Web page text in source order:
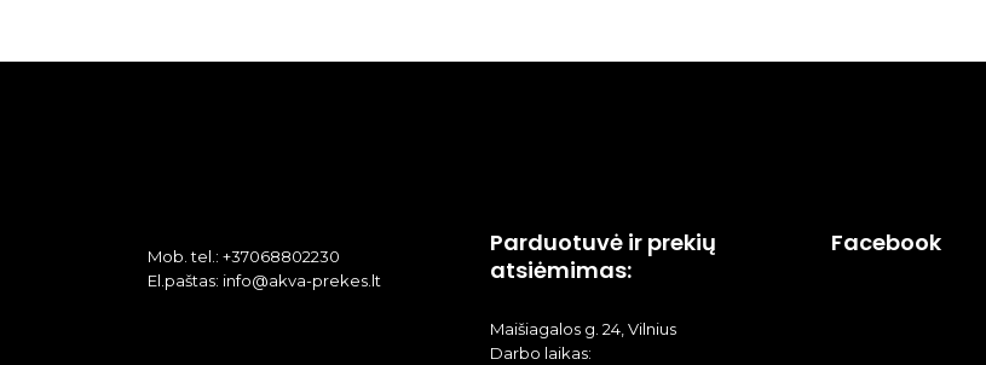
Mob. tel.: +37068802230
El.paštas: info@akva-prekes.lt
Parduotuvė ir prekių
atsiėmimas:
Maišiagalos g. 24, Vilnius
Darbo laikas:
Facebook